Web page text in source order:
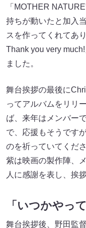
「MOTHER
持ちが動いたと加入
スを作ってくれてあ
Thank you very
ました。
舞台挨拶の最後に
ってアルバムをリリ
ば、来年はメンバー
で、応援もそうです
のを祈っていてくだ
紫は映画の製作陣、
人に感謝を表し、挨
「いつかやっ
舞台挨拶後、野田監